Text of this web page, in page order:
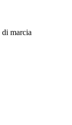
di marcia